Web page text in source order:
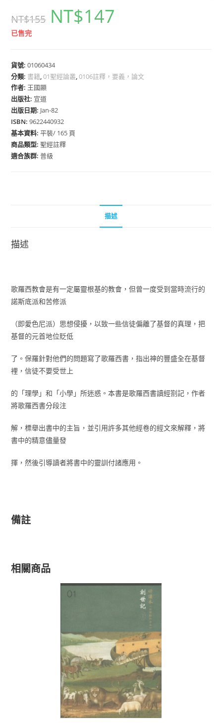
NT$155 NT$147
已售完
貨號:01060434
分類: 書籍,01聖經論叢,0106註釋，要義，論文
作者: 王國顯
出版社: 宣道
出版日期: Jan-82
ISBN:9622440932
基本資料:平裝/ 165 頁
商品類型:聖經註釋
適合族群:普級
描述
描述
歌羅西教會是有一定屬靈根基的教會，但曾一度受到當時流行的
諾斯底派和苦修派
（即愛色尼派）思想侵擾，以致一些信徒偏離了基督的真理，把
基督的元首地位貶低
了。保羅針對他們的問題寫了歌羅西書，指出神的豐盛全在基督
裡，信徒不要受世上
的「理學」和「小學」所迷惑。本書是歌羅西書讀經劄記，作者
將歌羅西書分段注
解，標舉出書中的主旨，並引用許多其他經卷的經文來解釋，將
書中的精意儘量發
揮，然後引導讀者將書中的靈訓付諸應用。
備註
相關商品